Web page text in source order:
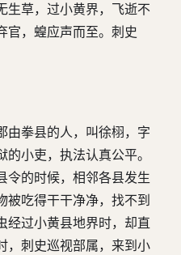
生草，过小黄界，飞逝不
官，蝗应声而至。刺史
由拳县的人，叫徐栩，字
小吏，执法认真公平。
令的时候，相邻各县发生
被吃得干干净净，找不到
经过小黄县地界时，却直
，刺史巡视部属，来到小